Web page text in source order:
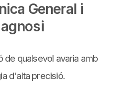
General i
de qualsevol avaria amb
d'alta precisió.